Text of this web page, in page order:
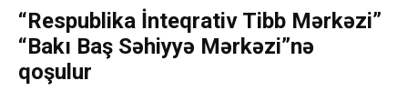
“Respublika İnteqrativ Tibb Mərkəzi”
“Bakı Baş Səhiyyə Mərkəzi”nə
qoşulur